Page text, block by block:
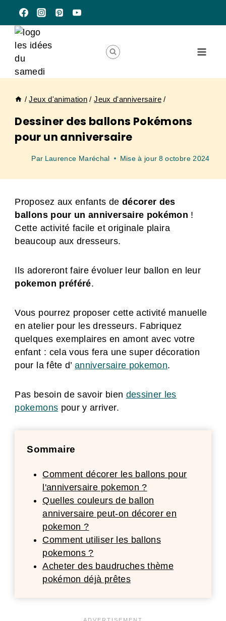
contenu
/ Jeux d'animation / Jeux d'anniversaire /
Dessiner des ballons Pokémons
pour un anniversaire
Par Laurence Maréchal Mise à jour 8 octobre 2024
Proposez aux enfants de décorer des
ballons pour un anniversaire pokémon !
Cette activité facile et originale plaira
beaucoup aux dresseurs.
Ils adoreront faire évoluer leur ballon en leur
pokemon préféré.
Vous pourrez proposer cette activité manuelle
en atelier pour les dresseurs. Fabriquez
quelques exemplaires en amont avec votre
enfant : cela vous fera une super décoration
pour la fête d’anniversaire pokemon.
Pas besoin de savoir bien dessiner les
pokemons pour y arriver.
Sommaire
Comment décorer les ballons pour
l'anniversaire pokemon ?
Quelles couleurs de ballon
anniversaire peut-on décorer en
pokemon ?
Comment utiliser les ballons
pokemons ?
Acheter des baudruches thème
pokémon déjà prêtes